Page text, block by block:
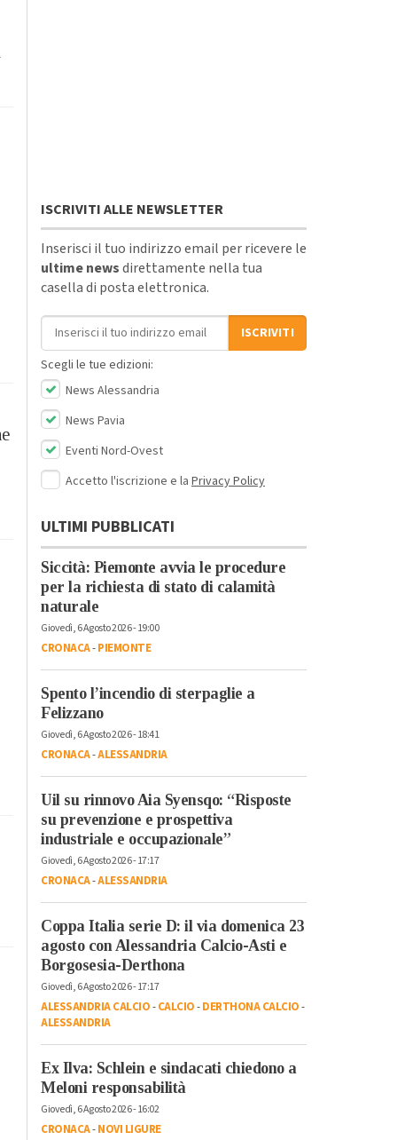
ISCRIVITI ALLE NEWSLETTER
Inserisci il tuo indirizzo email per ricevere le
ultime newsdirettamente nella tua
casella di posta elettronica.
Indirizzo email
ISCRIVITI
Scegli le tue edizioni:
News Alessandria
News Pavia
Eventi Nord-Ovest
Accetto l'iscrizione e la Privacy Policy
ULTIMI PUBBLICATI
Siccità: Piemonte avvia le procedure
per la richiesta di stato di calamità
naturale
Giovedì, 6 Agosto 2026 - 19:00
CRONACA-PIEMONTE
Spento l’incendio di sterpaglie a
Felizzano
Giovedì, 6 Agosto 2026 - 18:41
CRONACA-ALESSANDRIA
Uil su rinnovo Aia Syensqo: “Risposte
su prevenzione e prospettiva
industriale e occupazionale”
Giovedì, 6 Agosto 2026 - 17:17
CRONACA-ALESSANDRIA
Coppa Italia serie D: il via domenica 23
agosto con Alessandria Calcio-Asti e
Borgosesia-Derthona
Giovedì, 6 Agosto 2026 - 17:17
ALESSANDRIA CALCIO-CALCIO-DERTHONA CALCIO-
ALESSANDRIA
Ex Ilva: Schlein e sindacati chiedono a
Meloni responsabilità
Giovedì, 6 Agosto 2026 - 16:02
CRONACA-NOVI LIGURE